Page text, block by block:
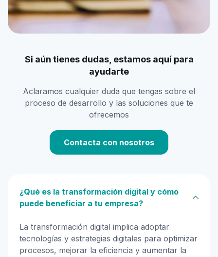
Si aún tienes dudas, estamos aquí para
ayudarte
Aclaramos cualquier duda que tengas sobre el
proceso de desarrollo y las soluciones que te
ofrecemos
Contacta con nosotros
¿Qué es la transformación digital y cómo
puede beneficiar a tu empresa?
La transformación digital implica adoptar
tecnologías y estrategias digitales para optimizar
procesos, mejorar la eficiencia y aumentar la